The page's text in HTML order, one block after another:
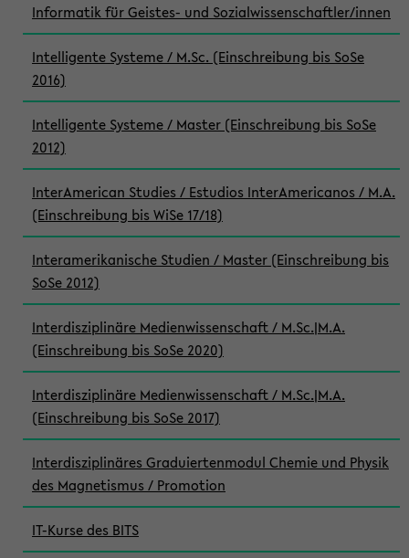
Informatik für Geistes- und Sozialwissenschaftler/innen
Intelligente Systeme / M.Sc. (Einschreibung bis SoSe
2016)
Intelligente Systeme / Master (Einschreibung bis SoSe
2012)
InterAmerican Studies / Estudios InterAmericanos / M.A.
(Einschreibung bis WiSe 17/18)
Interamerikanische Studien / Master (Einschreibung bis
SoSe 2012)
Interdisziplinäre Medienwissenschaft / M.Sc.|M.A.
(Einschreibung bis SoSe 2020)
Interdisziplinäre Medienwissenschaft / M.Sc.|M.A.
(Einschreibung bis SoSe 2017)
Interdisziplinäres Graduiertenmodul Chemie und Physik
des Magnetismus / Promotion
IT-Kurse des BITS